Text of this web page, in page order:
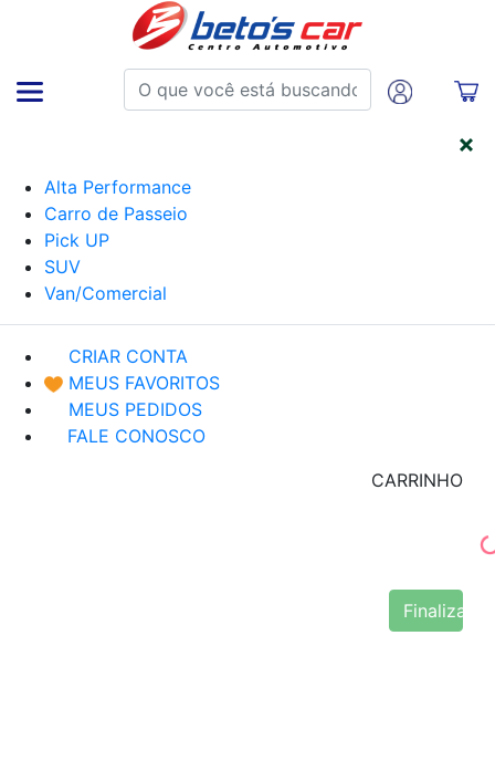
Alta Performance
Carro de Passeio
Pick UP
SUV
Van/Comercial
CRIAR CONTA
MEUS FAVORITOS
MEUS PEDIDOS
FALE CONOSCO
CARRINHO
Finalizar